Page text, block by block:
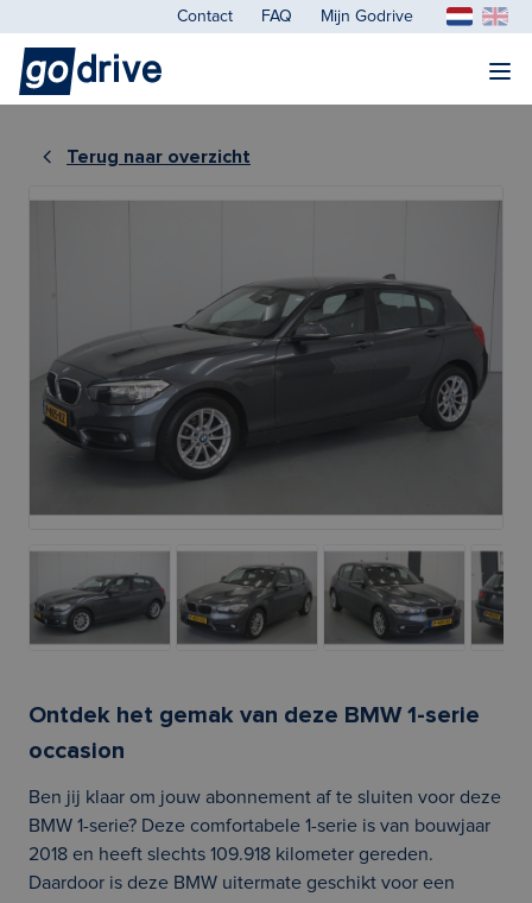
Contact FAQ Mijn Godrive
Terug naar overzicht
Ontdek het gemak van deze BMW 1-serie
occasion
Ben jij klaar om jouw abonnement af te sluiten voor deze
BMW 1-serie? Deze comfortabele 1-serie is van bouwjaar
2018 en heeft slechts 109.918 kilometer gereden.
Daardoor is deze BMW uitermate geschikt voor een